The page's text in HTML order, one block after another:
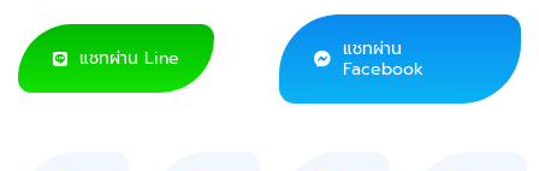
แชทผ่าน Line
แชทผ่าน
Facebook